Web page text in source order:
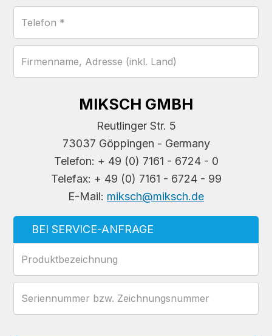
MIKSCH GMBH
Reutlinger Str. 5
73037 Göppingen - Germany
Telefon: + 49 (0) 7161 - 6724 - 0
Telefax: + 49 (0) 7161 - 6724 - 99
E-Mail: miksch@miksch.de
BEI SERVICE-ANFRAGE